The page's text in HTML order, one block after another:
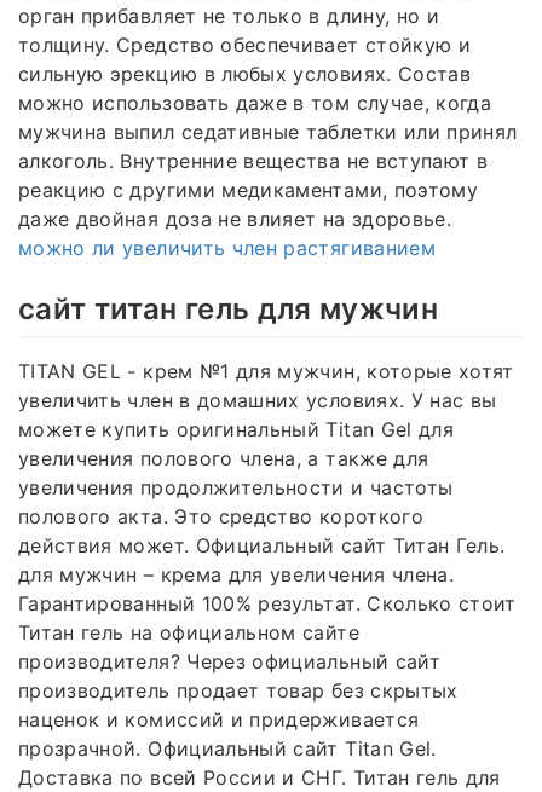
орган прибавляет не только в длину, но и
толщину. Средство обеспечивает стойкую и
сильную эрекцию в любых условиях. Состав
можно использовать даже в том случае, когда
мужчина выпил седативные таблетки или принял
алкоголь. Внутренние вещества не вступают в
реакцию с другими медикаментами, поэтому
даже двойная доза не влияет на здоровье.
можно ли увеличить член растягиванием
сайт титан гель для мужчин
TITAN GEL - крем №1 для мужчин, которые хотят
увеличить член в домашних условиях. У нас вы
можете купить оригинальный Titan Gel для
увеличения полового члена, а также для
увеличения продолжительности и частоты
полового акта. Это средство короткого
действия может. Официальный сайт Титан Гель.
для мужчин – крема для увеличения члена.
Гарантированный 100% результат. Сколько стоит
Титан гель на официальном сайте
производителя? Через официальный сайт
производитель продает товар без скрытых
наценок и комиссий и придерживается
прозрачной. Официальный сайт Titan Gel.
Доставка по всей России и СНГ. Титан гель для